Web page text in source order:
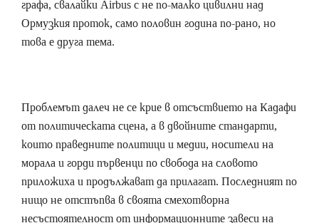
графа, свалайки Airbus с не по-малко цивилни над
Ормузкия проток, само половин година по-рано, но
това е друга тема.
Проблемът далеч не се крие в отсъствието на Кадафи
от политическата сцена, а в двойните стандарти,
които праведните политици и медии, носители на
морала и горди първенци по свобода на словото
приложиха и продължават да прилагат. Последният по
нищо не отстъпва в своята смехотворна
несъстоятелност от информационните завеси на